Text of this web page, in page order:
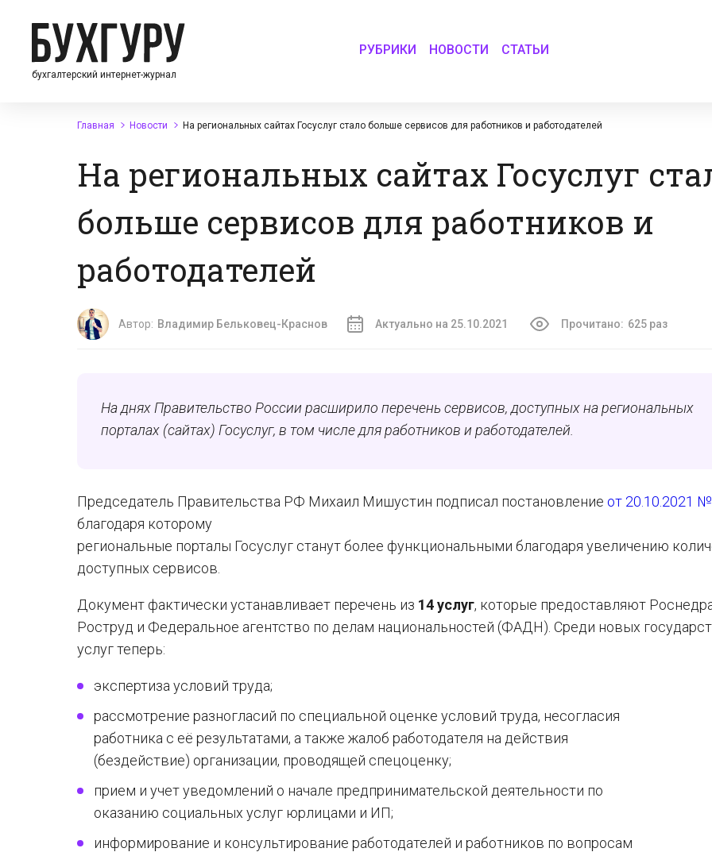
бухгалтерский интернет-журнал
РУБРИКИ НОВОСТИ СТАТЬИ
Главная Новости На региональных сайтах Госуслуг стало больше сервисов для работников и работодателей
На региональных сайтах Госуслуг
больше сервисов для работников и
работодателей
Автор: Владимир Бельковец-Краснов Актуально на 25.10.2021 Прочитано: 625 раз
На днях Правительство России расширило перечень сервисов, доступных на региональных
порталах (сайтах) Госуслуг, в том числе для работников и работодателей.
Председатель Правительства РФ Михаил Мишустин подписал постановление от 20.10.2021
благодаря которому
региональные порталы Госуслуг станут более функциональными благодаря увеличению
доступных сервисов.
Документ фактически устанавливает перечень из 14 услуг, которые предоставляют
Роструд и Федеральное агентство по делам национальностей (ФАДН). Среди новых
услуг теперь:
экспертиза условий труда;
рассмотрение разногласий по специальной оценке условий труда, несогласия
работника с её результатами, а также жалоб работодателя на действия
(бездействие) организации, проводящей спецоценку;
прием и учет уведомлений о начале предпринимательской деятельности по
оказанию социальных услуг юрлицами и ИП;
информирование и консультирование работодателей и работников по вопросам